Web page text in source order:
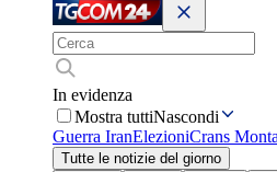
In evidenza
Mostra tuttiNascondi
Guerra IranElezioniCrans
Tutte le notizie del giorno